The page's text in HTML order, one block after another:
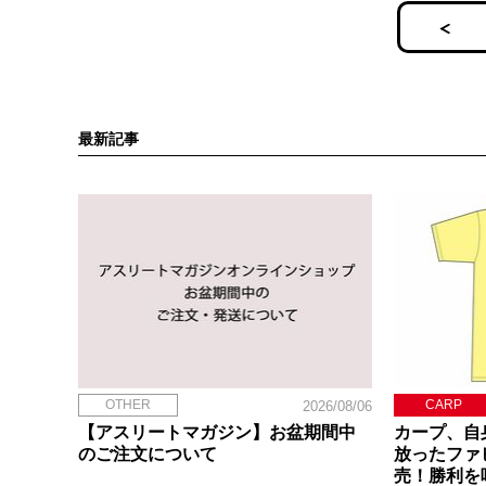
最新記事
OTHER 2026/08/06
【アスリートマガジン】お盆期間中
のご注文について
CARP
カープ、
放ったフ
売！勝利を